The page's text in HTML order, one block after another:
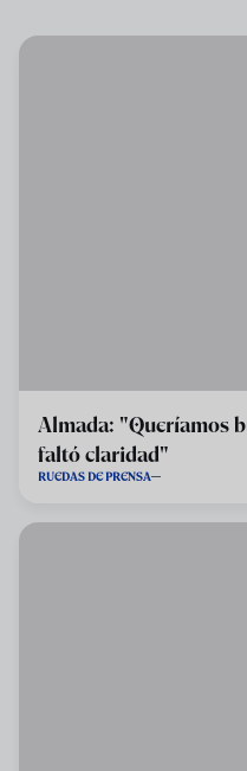
Almada: "Queríamos
faltó claridad"
RUEDAS DE PRENSA